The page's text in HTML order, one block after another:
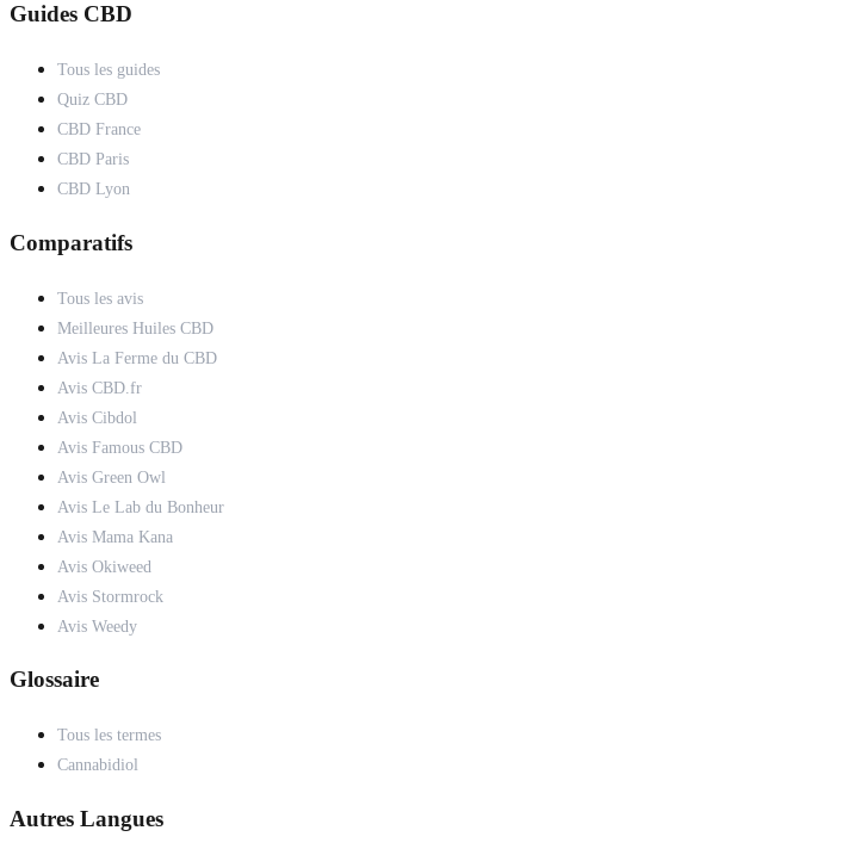
Guides CBD
Tous les guides
Quiz CBD
CBD France
CBD Paris
CBD Lyon
Comparatifs
Tous les avis
Meilleures Huiles CBD
Avis La Ferme du CBD
Avis CBD.fr
Avis Cibdol
Avis Famous CBD
Avis Green Owl
Avis Le Lab du Bonheur
Avis Mama Kana
Avis Okiweed
Avis Stormrock
Avis Weedy
Glossaire
Tous les termes
Cannabidiol
Autres Langues